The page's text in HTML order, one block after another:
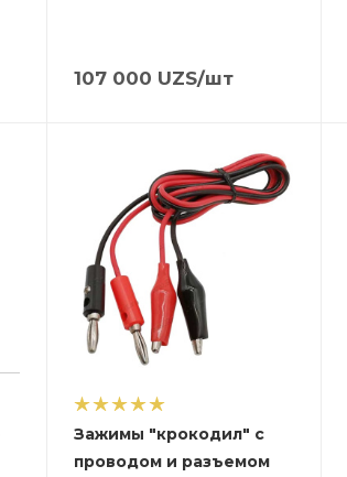
107 000 UZS/шт
Зажимы "крокодил" с
проводом и разъемом